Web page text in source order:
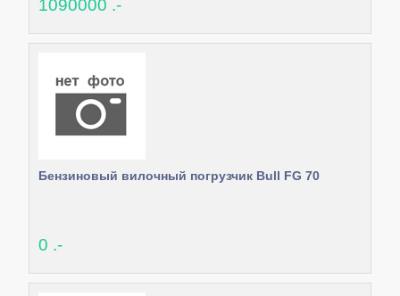
1090000 .-
Бензиновый вилочный погрузчик Bull FG 70
0 .-